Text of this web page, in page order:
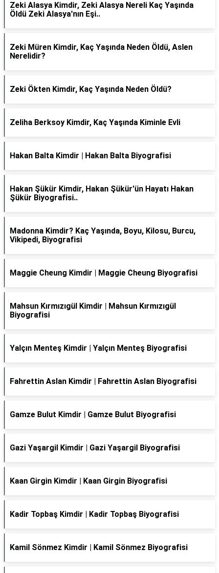
Zeki Alasya Kimdir, Zeki Alasya Nereli Kaç Yaşında
Öldü Zeki Alasya'nın Eşi..
Zeki Müren Kimdir, Kaç Yaşında Neden Öldü, Aslen
Nerelidir?
Zeki Ökten Kimdir, Kaç Yaşında Neden Öldü?
Zeliha Berksoy Kimdir, Kaç Yaşında Kiminle Evli
Hakan Balta Kimdir | Hakan Balta Biyografisi
Hakan Şükür Kimdir, Hakan Şükür'ün Hayatı Hakan
Şükür Biyografisi..
Madonna Kimdir? Kaç Yaşında, Boyu, Kilosu, Burcu,
Vikipedi, Biyografisi
Maggie Cheung Kimdir | Maggie Cheung Biyografisi
Mahsun Kırmızıgül Kimdir | Mahsun Kırmızıgül
Biyografisi
Yalçın Menteş Kimdir | Yalçın Menteş Biyografisi
Fahrettin Aslan Kimdir | Fahrettin Aslan Biyografisi
Gamze Bulut Kimdir | Gamze Bulut Biyografisi
Gazi Yaşargil Kimdir | Gazi Yaşargil Biyografisi
Kaan Girgin Kimdir | Kaan Girgin Biyografisi
Kadir Topbaş Kimdir | Kadir Topbaş Biyografisi
Kamil Sönmez Kimdir | Kamil Sönmez Biyografisi